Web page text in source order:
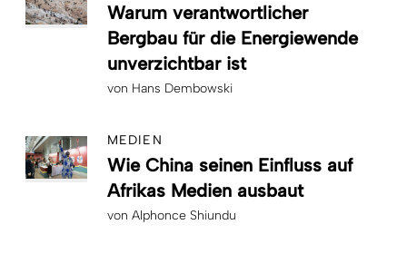
Warum verantwortlicher
Bergbau für die Energiewende
unverzichtbar ist
von Hans Dembowski
MEDIEN
Wie China seinen Einfluss auf
Afrikas Medien ausbaut
von Alphonce Shiundu